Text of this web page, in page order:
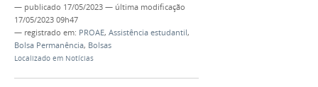
— publicado 17/05/2023 — última modificação
17/05/2023 09h47
— registrado em: PROAE, Assistência estudantil,
Bolsa Permanência, Bolsas
Localizado em Notícias